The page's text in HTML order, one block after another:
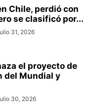
Chile, perdió con
se clasificó por...
31, 2026
el proyecto de
del Mundial y
30, 2026